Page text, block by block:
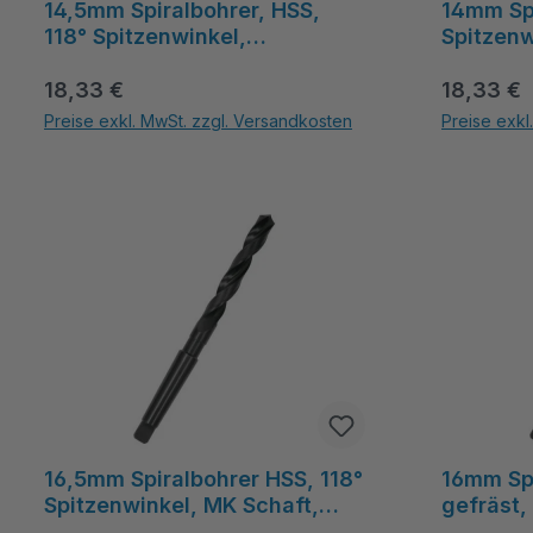
14,5mm Spiralbohrer, HSS,
118° Spitzenwinkel,
Spirallänge - MetavCUT
Regulärer Preis:
18,33 €
Preise exkl. MwSt. zzgl. Versandkosten
14mm
189mm
Regulärer
18,33 €
Preise
16,5mm Spiralbohrer HSS, 118°
Spitzenwinkel, MK Schaft,
16mm
gefräst,